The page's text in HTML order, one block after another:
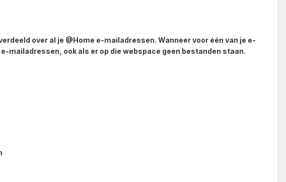
over al je @Home e-mailadressen. Wanneer voor één van je e-
mailadressen, ook als er op die webspace geen bestanden staan.